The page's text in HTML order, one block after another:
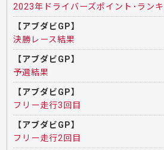
2023年ドライバーズポイント･ラン
【アブダビGP】
決勝レース結果
【アブダビGP】
予選結果
【アブダビGP】
フリー走行3回目
【アブダビGP】
フリー走行2回目